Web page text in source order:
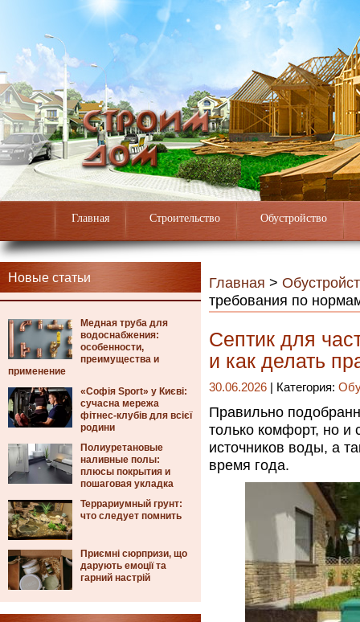
Главная Строительство Обустройство
Новые статьи
Медная труба для
водоснабжения:
особенности,
преимущества и
применение
«Софія Sport» у Києві:
сучасна мережа
фітнес-клубів для всієї
родини
Полиуретановые
наливные полы:
плюсы покрытия и
пошаговая укладка
Террариумный грунт:
что следует помнить
Приємні сюрпризи, що
дарують емоції та
гарний настрій
Главная >
требования по
Септик для
и как делать
30.06.2026 | Категория:
Правильно
только комфорт, но и
источников воды, а
время года.